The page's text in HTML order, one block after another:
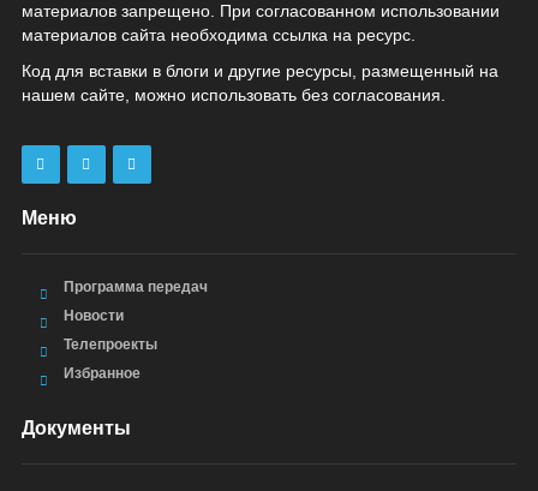
материалов запрещено. При согласованном использовании
материалов сайта необходима ссылка на ресурс.
Код для вставки в блоги и другие ресурсы, размещенный на
нашем сайте, можно использовать без согласования.
Меню
Программа передач
Новости
Телепроекты
Избранное
Документы